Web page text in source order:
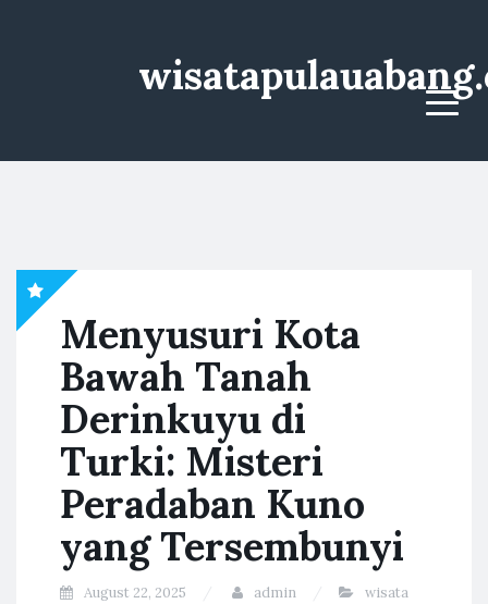
Menu
Menyusuri Kota
Bawah Tanah
Derinkuyu di
Turki: Misteri
Peradaban Kuno
yang Tersembunyi
August 22, 2025 admin wisata